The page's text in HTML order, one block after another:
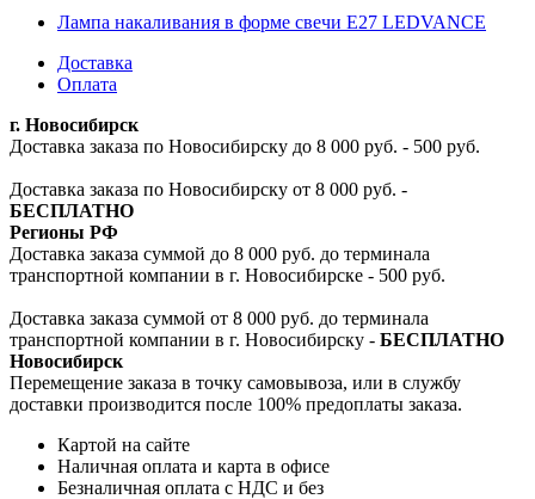
Лампа накаливания в форме свечи E27 LEDVANCE
Доставка
Оплата
г. Новосибирск
Доставка заказа по Новосибирску до 8 000 руб. - 500 руб.
Доставка заказа по Новосибирску от 8 000 руб. -
БЕСПЛАТНО
Регионы РФ
Доставка заказа суммой до 8 000 руб. до терминала
транспортной компании в г. Новосибирске - 500 руб.
Доставка заказа суммой от 8 000 руб. до терминала
транспортной компании в г. Новосибирску - БЕСПЛАТНО
Новосибирск
Перемещение заказа в точку самовывоза, или в службу
доставки производится после 100% предоплаты заказа.
Картой на сайте
Наличная оплата и карта в офисе
Безналичная оплата с НДС и без